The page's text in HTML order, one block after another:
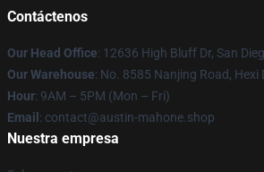
Contáctenos
Our Head Office: 12636 High Bluff Dr, San
Our Warehouse: No. 8585 Nanjing Road, Hexi
Hour: 9AM – 5PM (Mon – Fri)
Email : contact@austin-mahone.shop
Nuestra empresa